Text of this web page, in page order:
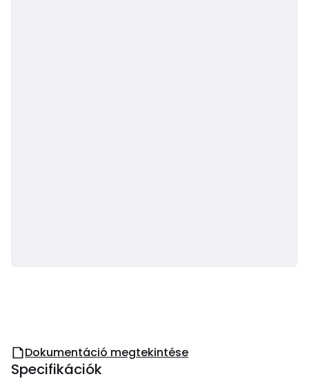
Dokumentáció megtekintése
Specifikációk